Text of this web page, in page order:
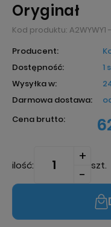
Oryginał
Kod produktu: A2WYWY1
Producent:
Dostępność:
1
Wysyłka w:
Darmowa dostawa:
Cena brutto:
ilość: szt.